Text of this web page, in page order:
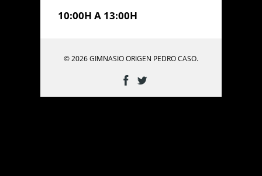
10:00H A 13:00H
© 2026 GIMNASIO ORIGEN PEDRO CASO.